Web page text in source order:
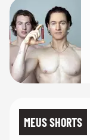
MEUS SHORTS